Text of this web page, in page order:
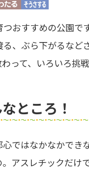
おすすめの公園で
、ぶら下がるなど
って、いろいろ挑戦
ところ！
ではなかなかでき
アスレチックだけ